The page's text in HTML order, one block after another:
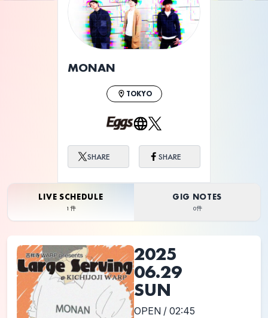
MONAN
TOKYO
SHARE SHARE
LIVE SCHEDULE
1件
GIG NOTES
0件
2025
06.29
SUN
OPEN / 02:45